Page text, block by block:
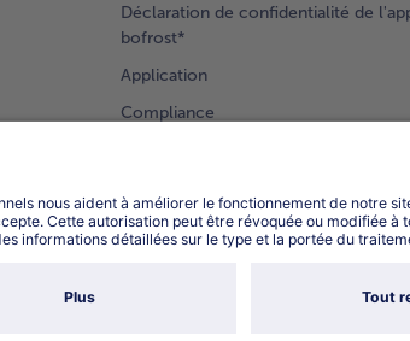
Déclaration de confidentialité de
bofrost*
Application
Compliance